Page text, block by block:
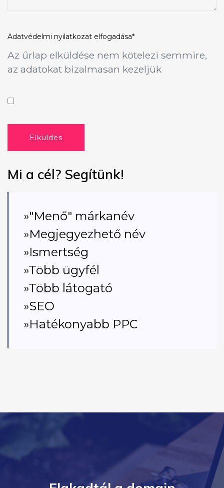
Adatvédelmi nyilatkozat elfogadása*
Az űrlap elküldése nem kötelezi semmire,
az adatokat bizalmasan kezeljük
Elküldés
Mi a cél? Segítünk!
»"Menő" márkanév
»Megjegyezhető név
»Ismertség
»Több ügyfél
»Több látogató
»SEO
»Hatékonyabb PPC